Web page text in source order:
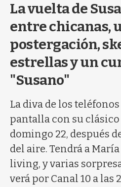
La vuelta de
entre chicanas,
postergación,
estrellas y un
"Susano"
La diva de los
pantalla con su
domingo 22, después
del aire. Tendrá a
living, y varias
verá por Canal 10 a las